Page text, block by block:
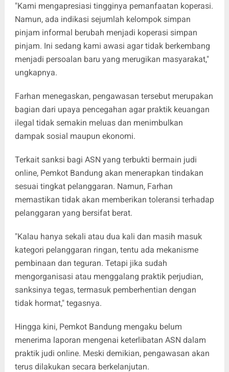
"Kami mengapresiasi tingginya pemanfaatan koperasi.
Namun, ada indikasi sejumlah kelompok simpan
pinjam informal berubah menjadi koperasi simpan
pinjam. Ini sedang kami awasi agar tidak berkembang
menjadi persoalan baru yang merugikan masyarakat,"
ungkapnya.
Farhan menegaskan, pengawasan tersebut merupakan
bagian dari upaya pencegahan agar praktik keuangan
ilegal tidak semakin meluas dan menimbulkan
dampak sosial maupun ekonomi.
Terkait sanksi bagi ASN yang terbukti bermain judi
online, Pemkot Bandung akan menerapkan tindakan
sesuai tingkat pelanggaran. Namun, Farhan
memastikan tidak akan memberikan toleransi terhadap
pelanggaran yang bersifat berat.
"Kalau hanya sekali atau dua kali dan masih masuk
kategori pelanggaran ringan, tentu ada mekanisme
pembinaan dan teguran. Tetapi jika sudah
mengorganisasi atau menggalang praktik perjudian,
sanksinya tegas, termasuk pemberhentian dengan
tidak hormat," tegasnya.
Hingga kini, Pemkot Bandung mengaku belum
menerima laporan mengenai keterlibatan ASN dalam
praktik judi online. Meski demikian, pengawasan akan
terus dilakukan secara berkelanjutan.